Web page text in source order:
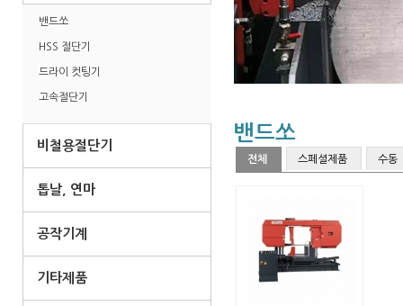
밴드쏘
HSS 절단기
드라이 컷팅기
고속절단기
비철용절단기
톱날, 연마
공작기계
기타제품
밴드쏘
전체 스페셜제품 수동